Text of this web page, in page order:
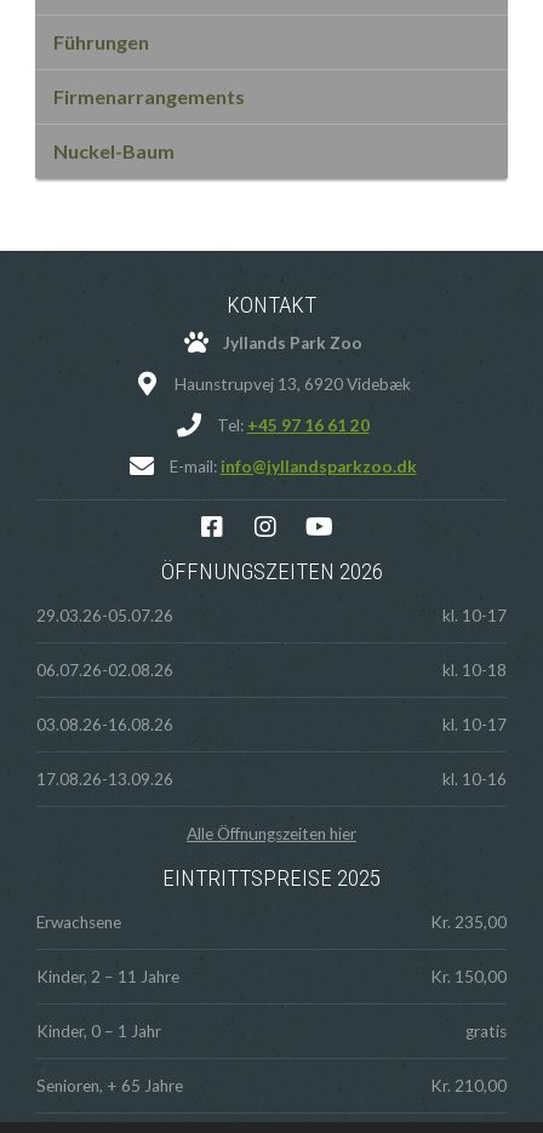
Führungen
Firmenarrangements
Nuckel-Baum
KONTAKT
Jyllands Park Zoo
Haunstrupvej 13, 6920 Videbæk
Tel: +45 97 16 61 20
E-mail: info@jyllandsparkzoo.dk
ÖFFNUNGSZEITEN 2026
29.03.26-05.07.26 kl. 10-17
06.07.26-02.08.26 kl. 10-18
03.08.26-16.08.26 kl. 10-17
17.08.26-13.09.26 kl. 10-16
Alle Öffnungszeiten hier
EINTRITTSPREISE 2025
Erwachsene Kr. 235,00
Kinder, 2 – 11 Jahre Kr. 150,00
Kinder, 0 – 1 Jahr gratis
Senioren, + 65 Jahre Kr. 210,00